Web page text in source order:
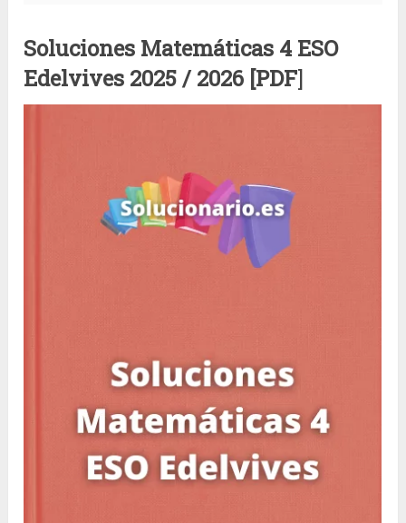
Soluciones Matemáticas 4 ESO
Edelvives 2025 / 2026 [PDF]